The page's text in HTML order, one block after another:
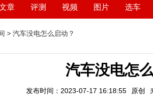
章 评测 视频 图片 选车
> 汽车没电怎么启动？
汽车没电怎
发布时间：2023-07-17 16:18:55 原创